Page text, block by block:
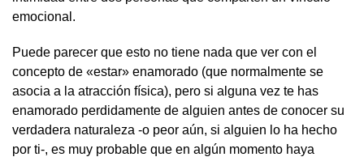
emocional.
Puede parecer que esto no tiene nada que ver con el
concepto de «estar» enamorado (que normalmente se
asocia a la atracción física), pero si alguna vez te has
enamorado perdidamente de alguien antes de conocer su
verdadera naturaleza -o peor aún, si alguien lo ha hecho
por ti-, es muy probable que en algún momento haya